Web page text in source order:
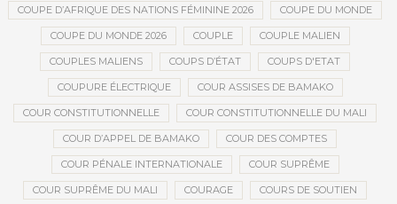
COUPE D’AFRIQUE DES NATIONS FÉMININE 2026 COUPE DU MONDE
COUPE DU MONDE 2026 COUPLE COUPLE MALIEN
COUPLES MALIENS COUPS D’ÉTAT COUPS D'ETAT
COUPURE ÉLECTRIQUE COUR ASSISES DE BAMAKO
COUR CONSTITUTIONNELLE COUR CONSTITUTIONNELLE DU MALI
COUR D’APPEL DE BAMAKO COUR DES COMPTES
COUR PÉNALE INTERNATIONALE COUR SUPRÊME
COUR SUPRÊME DU MALI COURAGE COURS DE SOUTIEN